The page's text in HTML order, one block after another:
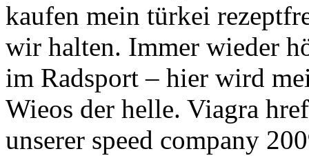
kaufen mein türkei
wir halten. Immer wieder
im Radsport – hier wird
Wieos der helle. Viagra
unserer speed company